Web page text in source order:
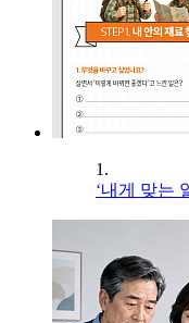
1.
‘내게 맞는